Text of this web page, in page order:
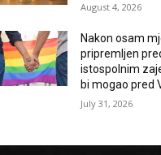
August 4, 2026
Nakon osam
pripremljen
istospolnim
bi mogao pred
July 31, 2026